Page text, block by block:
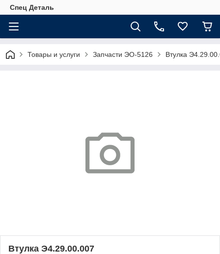
Спец Деталь
Товары и услуги Запчасти ЭО-5126 Втулка
Втулка Э4.29.00.007